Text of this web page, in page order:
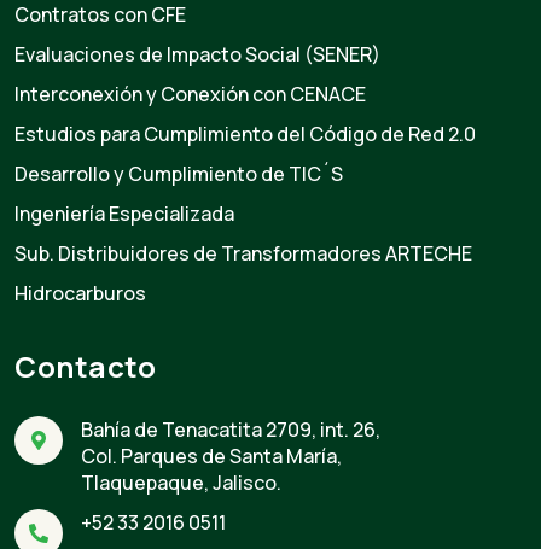
Contratos con CFE
Evaluaciones de Impacto Social (SENER)
Interconexión y Conexión con CENACE
Estudios para Cumplimiento del Código de Red 2.0
Desarrollo y Cumplimiento de TIC´S
Ingeniería Especializada
Sub. Distribuidores de Transformadores ARTECHE
Hidrocarburos
Contacto
Bahía de Tenacatita 2709, int. 26,
Col. Parques de Santa María,
Tlaquepaque, Jalisco.
+52 33 2016 0511